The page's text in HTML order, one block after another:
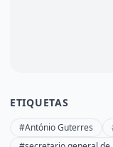
ETIQUETAS
#António Guterres